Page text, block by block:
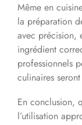
Même en
la préparation
avec précision,
ingrédient
professionnels
culinaires
En conclusion,
l’utilisation